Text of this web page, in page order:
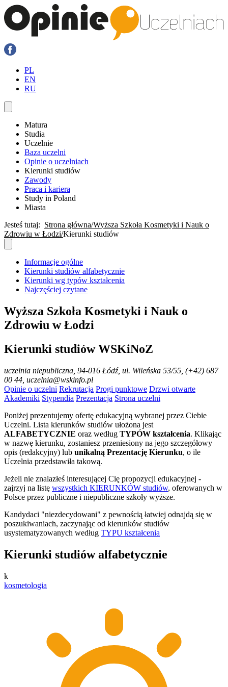
PL
EN
RU
Matura
Studia
Uczelnie
Baza uczelni
Opinie o uczelniach
Kierunki studiów
Zawody
Praca i kariera
Study in Poland
Miasta
Jesteś tutaj: Strona główna Wyższa Szkoła Kosmetyki i Nauk o
Zdrowiu w Łodzi Kierunki studiów
Informacje ogólne
Kierunki studiów alfabetycznie
Kierunki wg typów kształcenia
Najczęściej czytane
Wyższa Szkoła Kosmetyki i Nauk o
Zdrowiu w Łodzi
Kierunki studiów WSKiNoZ
uczelnia niepubliczna , 94-016 Łódź, ul. Wileńska 53/55, (+42) 687
00 44, uczelnia@wskinfo.pl
Opinie o uczelni Rekrutacja Progi punktowe Drzwi otwarte
Akademiki Stypendia Prezentacja Strona uczelni
Poniżej prezentujemy ofertę edukacyjną wybranej przez Ciebie
Uczelni. Lista kierunków studiów ułożona jest
ALFABETYCZNIE oraz według TYPÓW kształcenia. Klikając
w nazwę kierunku, zostaniesz przeniesiony na jego szczegółowy
opis (redakcyjny) lub unikalną Prezentację Kierunku, o ile
Uczelnia przedstawiła takową.
Jeżeli nie znalazłeś interesującej Cię propozycji edukacyjnej -
zajrzyj na listę wszystkich KIERUNKÓW studiów, oferowanych w
Polsce przez publiczne i niepubliczne szkoły wyższe.
Kandydaci "niezdecydowani" z pewnością łatwiej odnajdą się w
poszukiwaniach, zaczynając od kierunków studiów
usystematyzowanych według TYPU kształcenia
Kierunki studiów alfabetycznie
k
kosmetologia